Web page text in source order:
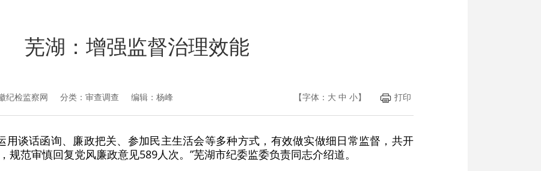
芜湖：增强监督治理效能
纪检监察网 分类：审查调查 编辑：杨峰 【字体： 大 中 小】 打印
用谈话函询、廉政把关、参加民主生活会等多种方式，有效做实做细日常监督，共开
规范审慎回复党风廉政意见589人次。”芜湖市纪委监委负责同志介绍道。